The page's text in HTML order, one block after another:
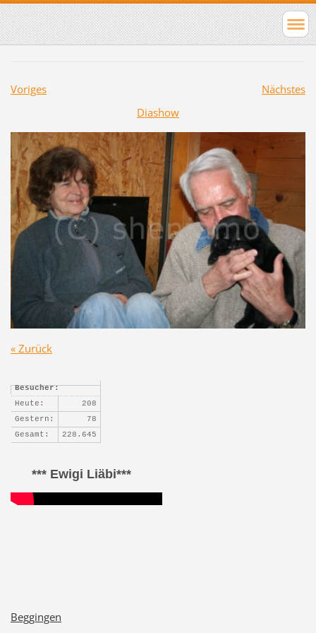
Voriges
Nächstes
Diashow
« Zurück
Besucher:
Heute:
208
Gestern:
78
Gesamt:
228.645
*** Ewigi Liäbi***
Beggingen